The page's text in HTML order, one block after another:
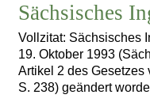
Sächsisches
Vollzitat: Sächsisches
19. Oktober 1993
Artikel 2 des Gesetzes
S. 238) geändert